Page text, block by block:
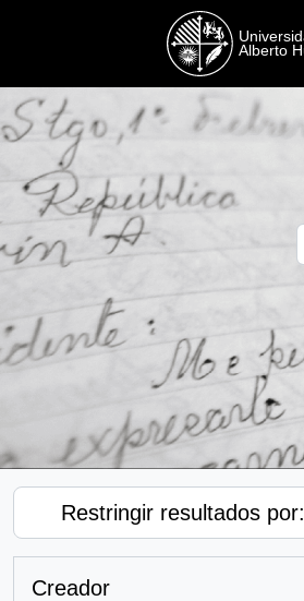
Restringir resultados por:
Creador